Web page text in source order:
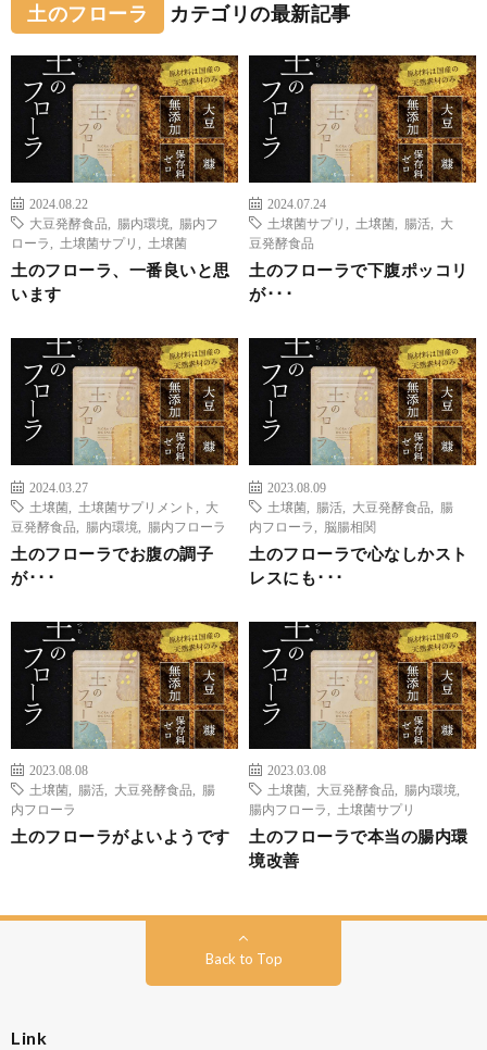
土のフローラ カテゴリの最新記事
2024.08.22
大豆発酵食品
腸内環境
腸内フ
ローラ
土壌菌サプリ 土壌菌
土のフローラ、一番良いと思
います
2024.07.24
土壌菌サプリ
土壌菌 腸活
大
豆発酵食品
土のフローラで下腹ポッコリ
が･･･
2024.03.27
土壌菌
土壌菌サプリメント
大
豆発酵食品
腸内環境 腸内フローラ
土のフローラでお腹の調子
が･･･
2023.08.09
土壌菌
腸活 大豆発酵食品
腸
内フローラ
脳腸相関
土のフローラで心なしかスト
レスにも･･･
2023.08.08
土壌菌
腸活 大豆発酵食品
腸
内フローラ
土のフローラがよいようです
2023.03.08
土壌菌
大豆発酵食品 腸内環境
腸内フローラ
土壌菌サプリ
土のフローラで本当の腸内環
境改善
Back to Top
Link